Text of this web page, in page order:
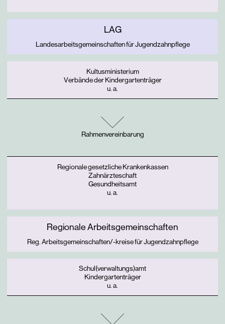
LAG
Landesarbeitsgemeinschaften für Jugendzahnpflege
Kultusministerium
Verbände der Kindergartenträger
u. a.
Rahmenvereinbarung
Regionale gesetzliche Krankenkassen
Zahnärzteschaft
Gesundheitsamt
u. a.
Regionale Arbeitsgemeinschaften
Reg. Arbeitsgemeinschaften/-kreise für Jugendzahnpflege
Schul(verwaltungs)amt
Kindergartenträger
u. a.